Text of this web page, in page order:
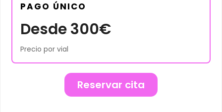
PAGO ÚNICO
Desde 300€
Precio por vial
Reservar cita